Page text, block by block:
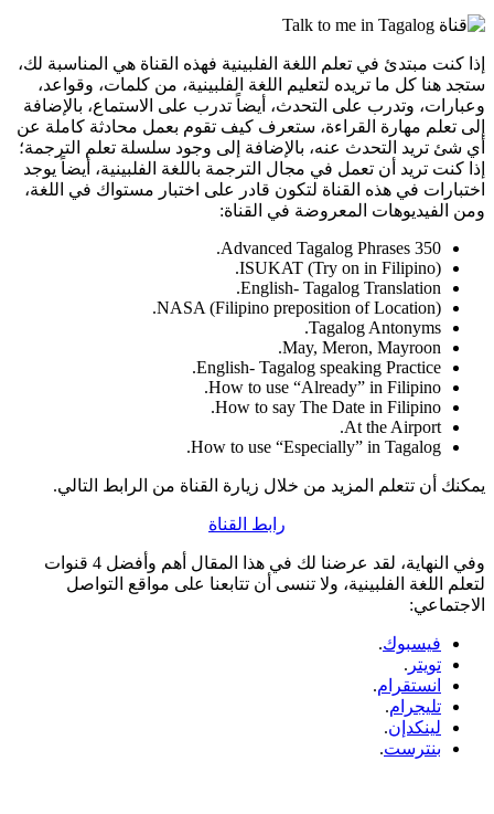
إذا كنت مبتدئ في تعلم اللغة الفلبينية فهذه القناة هي المناسبة لك،
ستجد هنا كل ما تريده لتعليم اللغة الفلبينية، من كلمات، وقواعد،
وعبارات، وتدرب على التحدث، أيضاً تدرب على الاستماع، بالإضافة
إلى تعلم مهارة القراءة، ستعرف كيف تقوم بعمل محادثة كاملة عن
أي شئ تريد التحدث عنه، بالإضافة إلى وجود سلسلة تعلم الترجمة؛
إذا كنت تريد أن تعمل في مجال الترجمة باللغة الفلبينية، أيضاً يوجد
اختبارات في هذه القناة لتكون قادر على اختبار مستواك في اللغة،
ومن الفيديوهات المعروضة في القناة:
350 Advanced Tagalog Phrases.
ISUKAT (Try on in Filipino).
English- Tagalog Translation.
NASA (Filipino preposition of Location).
Tagalog Antonyms.
May, Meron, Mayroon.
English- Tagalog speaking Practice.
How to use “Already” in Filipino.
How to say The Date in Filipino.
At the Airport.
How to use “Especially” in Tagalog.
يمكنك أن تتعلم المزيد من خلال زيارة القناة من الرابط التالي.
رابط القناة
وفي النهاية، لقد عرضنا لك في هذا المقال أهم وأفضل 4 قنوات
لتعلم اللغة الفلبينية، ولا تنسى أن تتابعنا على مواقع التواصل
الاجتماعي:
فيسبوك.
تويتر .
انستقرام.
تليجرام.
لينكدإن.
بنترست.